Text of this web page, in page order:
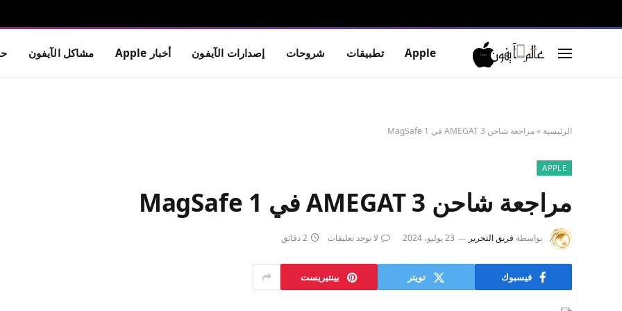
Apple تطبيقات شروحات إصدارات الآيفون أخبار Apple مشاكل الآيفون
الرئيسية »مراجعة شاحن AMEGAT 3 في 1 MagSafe
APPLE
مراجعة شاحن AMEGAT 3 في 1 MagSafe
بواسطة فريق التحرير 23 يوليو، 2024 لا توجد تعليقات 2 دقائق
فيسبوك تويتر بينتيريست